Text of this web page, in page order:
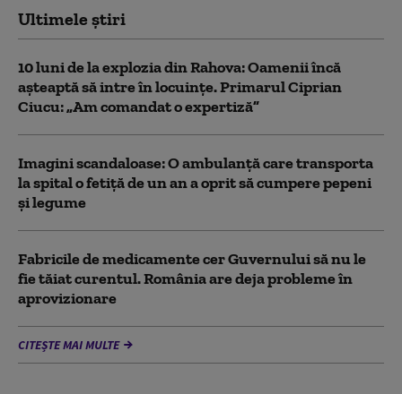
Ultimele știri
10 luni de la explozia din Rahova: Oamenii încă
așteaptă să intre în locuințe. Primarul Ciprian
Ciucu: „Am comandat o expertiză”
Imagini scandaloase: O ambulanță care transporta
la spital o fetiță de un an a oprit să cumpere pepeni
și legume
Fabricile de medicamente cer Guvernului să nu le
fie tăiat curentul. România are deja probleme în
aprovizionare
CITEȘTE MAI MULTE